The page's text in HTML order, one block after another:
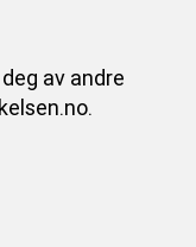
av andre